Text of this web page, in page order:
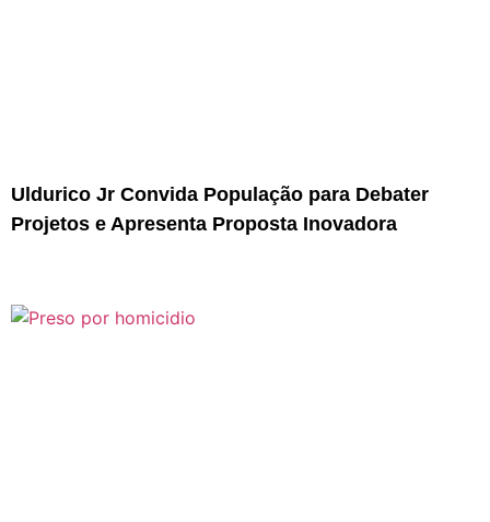
Uldurico Jr Convida População para Debater
Projetos e Apresenta Proposta Inovadora